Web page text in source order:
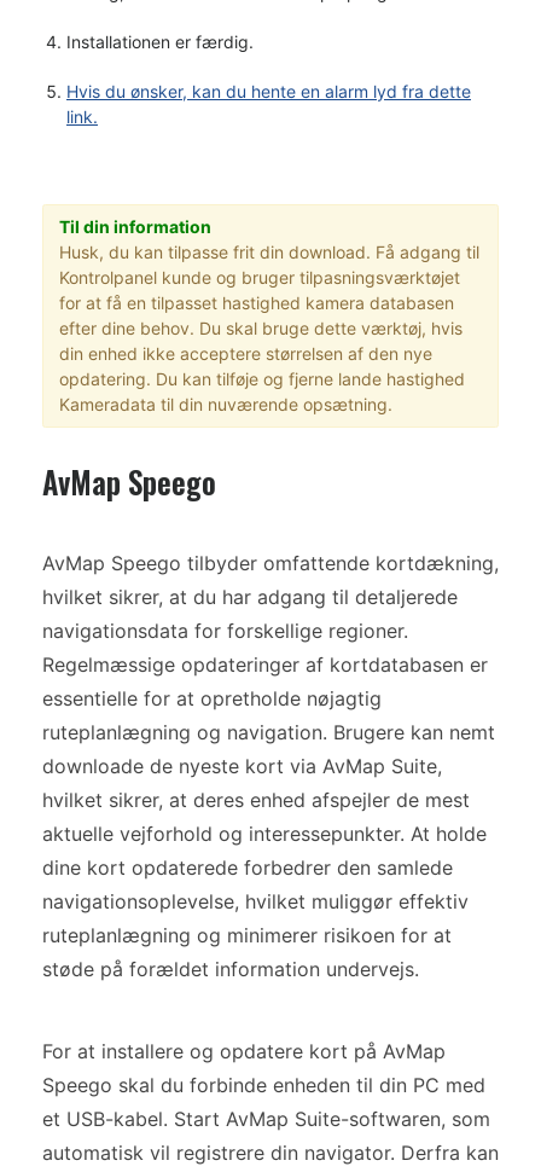
Installationen er færdig.
Hvis du ønsker, kan du hente en alarm lyd fra dette
link.
Til din information
Husk, du kan tilpasse frit din download. Få adgang til
Kontrolpanel kunde og bruger tilpasningsværktøjet
for at få en tilpasset hastighed kamera databasen
efter dine behov. Du skal bruge dette værktøj, hvis
din enhed ikke acceptere størrelsen af den nye
opdatering. Du kan tilføje og fjerne lande hastighed
Kameradata til din nuværende opsætning.
AvMap Speego
AvMap Speego tilbyder omfattende kortdækning,
hvilket sikrer, at du har adgang til detaljerede
navigationsdata for forskellige regioner.
Regelmæssige opdateringer af kortdatabasen er
essentielle for at opretholde nøjagtig
ruteplanlægning og navigation. Brugere kan nemt
downloade de nyeste kort via AvMap Suite,
hvilket sikrer, at deres enhed afspejler de mest
aktuelle vejforhold og interessepunkter. At holde
dine kort opdaterede forbedrer den samlede
navigationsoplevelse, hvilket muliggør effektiv
ruteplanlægning og minimerer risikoen for at
støde på forældet information undervejs.
For at installere og opdatere kort på AvMap
Speego skal du forbinde enheden til din PC med
et USB-kabel. Start AvMap Suite-softwaren, som
automatisk vil registrere din navigator. Derfra kan